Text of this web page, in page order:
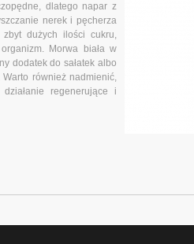
dlatego napar z
nerek i pęcherza
zbyt dużych ilości cukru,
Morwa biała w
dodatek do sałatek albo
również nadmienić,
regenerujące i